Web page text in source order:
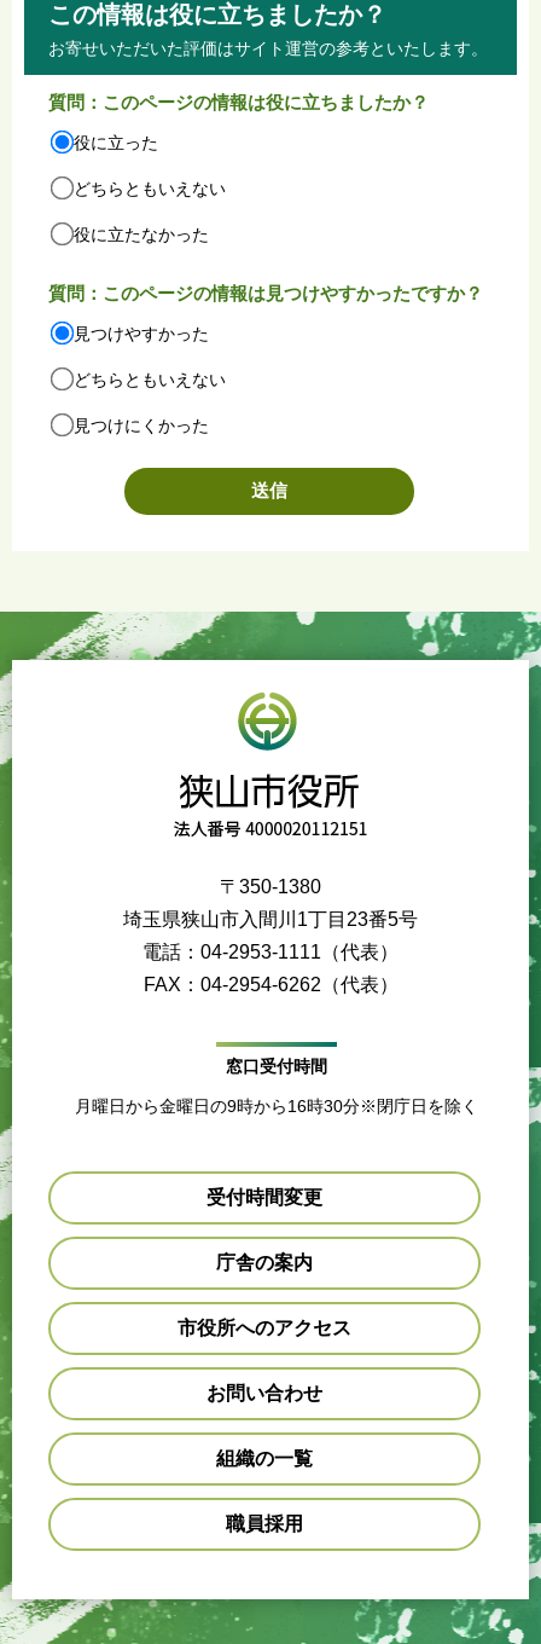
この情報は役に立ちましたか？
お寄せいただいた評価はサイト運営の参考といたします。
質問：このページの情報は役に立ちましたか？
役に立った
どちらともいえない
役に立たなかった
質問：このページの情報は見つけやすかったですか？
見つけやすかった
どちらともいえない
見つけにくかった
〒350-1380
埼玉県狭山市入間川1丁目23番5号
電話：04-2953-1111（代表）
FAX：04-2954-6262（代表）
窓口受付時間
月曜日から金曜日の9時から16時30分※閉庁日を除く
受付時間変更
庁舎の案内
市役所へのアクセス
お問い合わせ
組織の一覧
職員採用